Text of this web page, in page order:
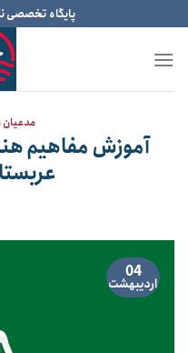
to
content
پایگاه تخصصی
مدعیان
آموزش مفاهیم
04
اردیبهشت